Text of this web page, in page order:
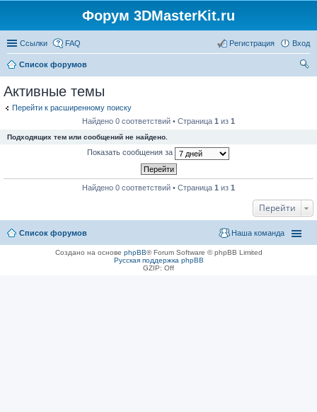
Форум 3DMasterKit.ru
Ссылки FAQ Вход
Регистрация
Список форумов
Активные темы
Перейти к расширенному поиску
Найдено 0 соответствий • Страница 1 из 1
Подходящих тем или сообщений не найдено.
Показать сообщения за
Найдено 0 соответствий • Страница 1 из 1
Перейти
Список форумов Наша команда
Создано на основе phpBB® Forum Software © phpBB Limited
Русская поддержка phpBB
GZIP: Off